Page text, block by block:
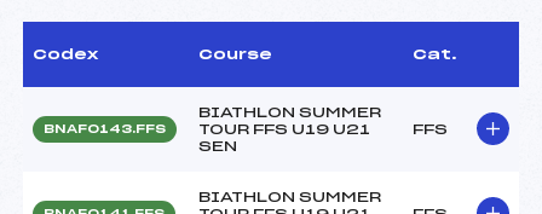
Codex Course Cat.
BNAF0143.FFS
BIATHLON SUMMER
TOUR FFS U19 U21
SEN
FFS
BIATHLON SUMMER